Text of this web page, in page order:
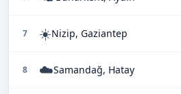
7 ☀️Nizip, Gaziantep
8 ☁️Samandağ, Hatay